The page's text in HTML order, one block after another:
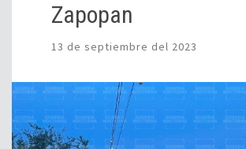
Zapopan
13 de septiembre del 2023